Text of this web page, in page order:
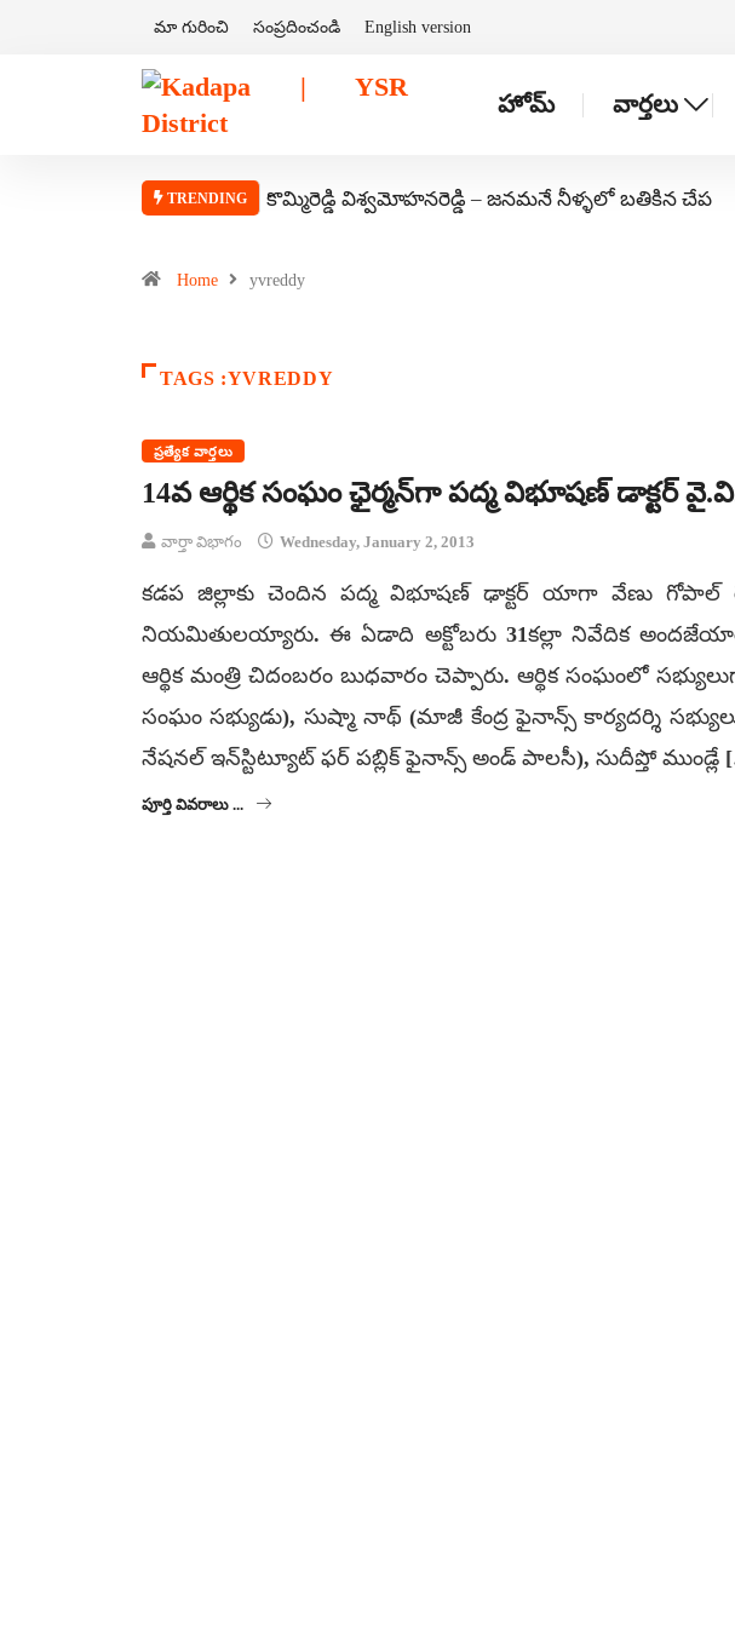
మా గురించి సంప్రదించండి English version
హోమ్ వార్తలు
TRENDING కొమ్మిరెడ్డి విశ్వమోహనరెడ్డి – జనమనే నీళ్ళలో బతికిన చేప
Home yvreddy
TAGS :YVREDDY
ప్రత్యేక వార్తలు
14వ ఆర్థిక సంఘం ఛైర్మన్‌గా పద్మ విభూషణ్ డాక్టర్
వార్తా విభాగం Wednesday, January 2, 2013
కడప జిల్లాకు చెందిన పద్మ విభూషణ్ ఢాక్టర్ యాగా వేణు గోపాల్
నియమితులయ్యారు. ఈ ఏడాది అక్టోబరు 31కల్లా నివేదిక
ఆర్థిక మంత్రి చిదంబరం బుధవారం చెప్పారు. ఆర్థిక సంఘంలో
సంఘం సభ్యుడు), సుష్మా నాథ్‌ (మాజీ కేంద్ర ఫైనాన్స్‌ కార్యదర్శి
నేషనల్‌ ఇన్‌స్టిట్యూట్‌ ఫర్‌ పబ్లిక్‌ ఫైనాన్స్‌ అండ్‌ పాలసీ), సుదీప్తో ముండ్లే
పూర్తి వివరాలు ...